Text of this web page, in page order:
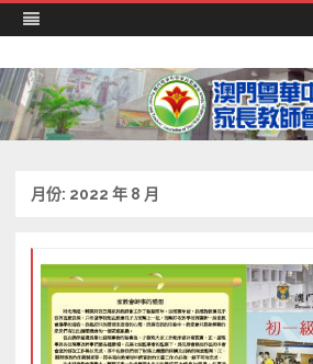
澳門粵華中學 家長教師會
Skip
to
content
月份: 2022 年 8 月